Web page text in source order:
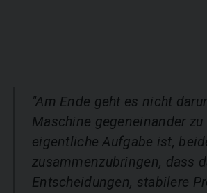
"Am Ende geht es nicht
Maschine gegeneinander
eigentliche Aufgabe ist,
zusammenzubringen, dass
Entscheidungen, stabilere